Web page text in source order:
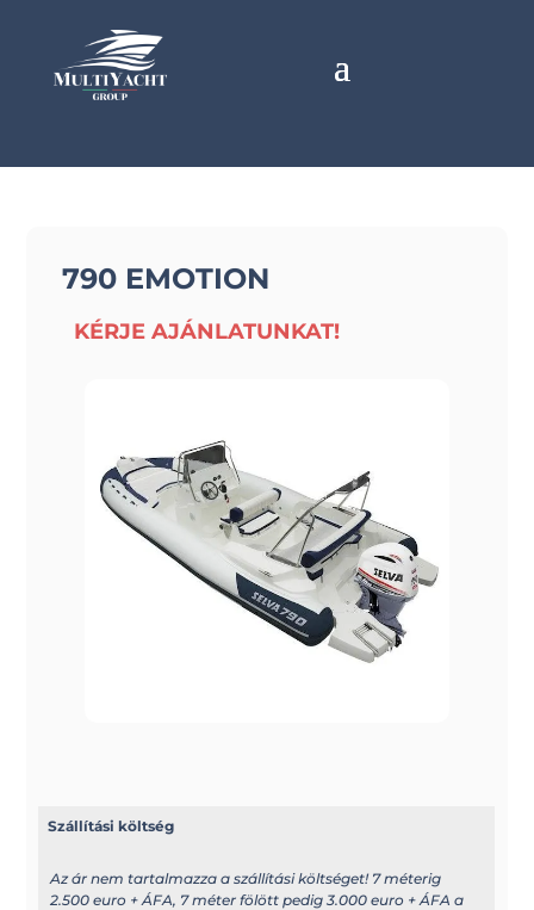
790 EMOTION
KÉRJE AJÁNLATUNKAT!
Szállítási költség
Az ár nem tartalmazza a szállítási költséget! 7 méterig
2.500 euro + ÁFA, 7 méter fölött pedig 3.000 euro + ÁFA a